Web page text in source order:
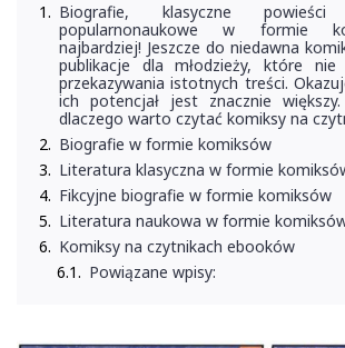
Biografie, klasyczne
popularnonaukowe w formie
najbardziej! Jeszcze do niedawna
publikacje dla młodzieży, które
przekazywania istotnych treści.
ich potencjał jest znacznie
dlaczego warto czytać komiksy na
Biografie w formie komiksów
Literatura klasyczna w formie
Fikcyjne biografie w formie komiksów
Literatura naukowa w formie
Komiksy na czytnikach ebooków
Powiązane wpisy: